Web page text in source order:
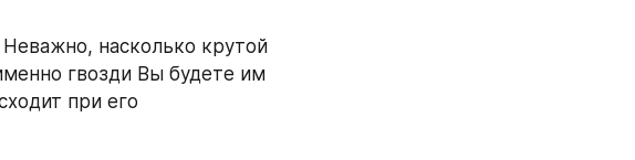
Неважно, насколько крутой
гвозди Вы будете им
при его